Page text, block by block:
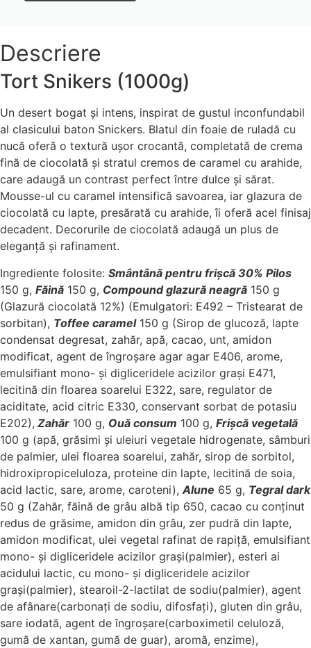
Descriere
Tort Snikers (1000g)
Un desert bogat și intens, inspirat de gustul inconfundabil
al clasicului baton Snickers. Blatul din foaie de ruladă cu
nucă oferă o textură ușor crocantă, completată de crema
fină de ciocolată și stratul cremos de caramel cu arahide,
care adaugă un contrast perfect între dulce și sărat.
Mousse-ul cu caramel intensifică savoarea, iar glazura de
ciocolată cu lapte, presărată cu arahide, îi oferă acel finisaj
decadent. Decorurile de ciocolată adaugă un plus de
eleganță și rafinament.
Ingrediente folosite: Smântână pentru frișcă 30% Pilos
150 g, Făină 150 g, Compound glazură neagră 150 g
(Glazură ciocolată 12%) (Emulgatori: E492 – Tristearat de
sorbitan), Toffee caramel150 g (Sirop de glucoză, lapte
condensat degresat, zahăr, apă, cacao, unt, amidon
modificat, agent de îngroșare agar agar E406, arome,
emulsifiant mono- și digliceridele acizilor grași E471,
lecitină din floarea soarelui E322, sare, regulator de
aciditate, acid citric E330, conservant sorbat de potasiu
E202), Zahăr 100 g, Ouă consum 100 g, Frișcă vegetală
100 g (apă, grăsimi și uleiuri vegetale hidrogenate, sâmburi
de palmier, ulei floarea soarelui, zahăr, sirop de sorbitol,
hidroxipropiceluloza, proteine din lapte, lecitină de soia,
acid lactic, sare, arome, caroteni), Alune 65 g, Tegral dark
50 g (Zahăr, făină de grâu albă tip 650, cacao cu conținut
redus de grăsime, amidon din grâu, zer pudră din lapte,
amidon modificat, ulei vegetal rafinat de rapiță, emulsifiant
mono- și digliceridele acizilor grași(palmier), esteri ai
acidului lactic, cu mono- și digliceridele acizilor
grași(palmier), stearoil-2-lactilat de sodiu(palmier), agent
de afânare(carbonați de sodiu, difosfați), gluten din grâu,
sare iodată, agent de îngroșare(carboximetil celuloză,
gumă de xantan, gumă de guar), aromă, enzime),